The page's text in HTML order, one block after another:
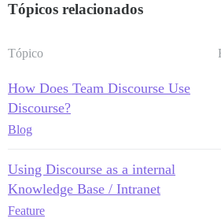
Tópicos relacionados
Tópico
How Does Team Discourse Use
Discourse?
Blog
Using Discourse as a internal
Knowledge Base / Intranet
Feature